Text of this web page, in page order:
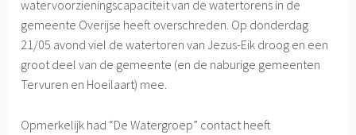
watervoorzieningscapaciteit van de watertorens in de
gemeente Overijse heeft overschreden. Op donderdag
21/05 avond viel de watertoren van Jezus-Eik droog en een
groot deel van de gemeente (en de naburige gemeenten
Tervuren en Hoeilaart) mee.
Opmerkelijk had “De Watergroep” contact heeft